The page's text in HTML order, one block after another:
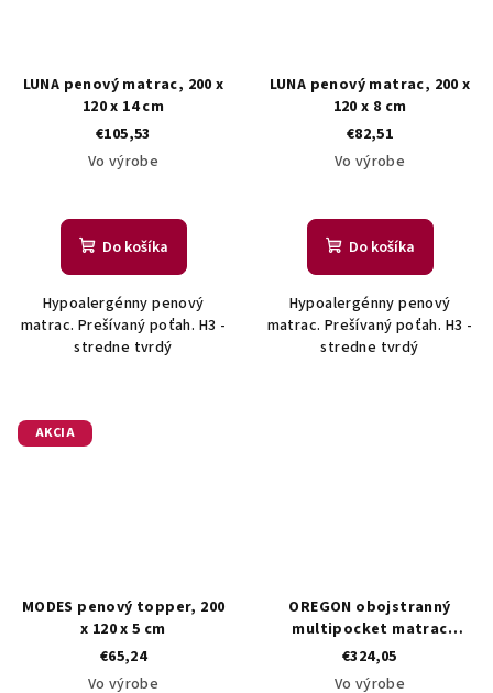
LUNA penový matrac, 200 x
120 x 14 cm
€105,53
Vo výrobe
Do košíka
Hypoalergénny penový
matrac. Prešívaný poťah. H3 -
stredne tvrdý
LUNA penový matrac, 200 x
120 x 8 cm
€82,51
Vo výrobe
Do košíka
Hypoalergénny penový
matrac. Prešívaný poťah. H3 -
stredne tvrdý
AKCIA
MODES penový topper, 200
x 120 x 5 cm
€65,24
Vo výrobe
OREGON obojstranný
multipocket matrac
120x200
€324,05
Vo výrobe